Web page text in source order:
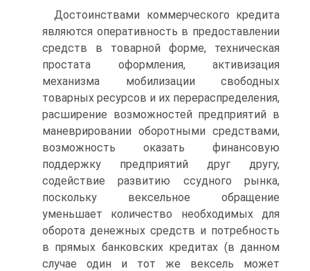
Достоинствами коммерческого кредита
являются оперативность в предоставлении
средств в товарной форме, техническая
простата оформления, активизация
механизма мобилизации свободных
товарных ресурсов и их перераспределения,
расширение возможностей предприятий в
маневрировании оборотными средствами,
возможность оказать финансовую
поддержку предприятий друг другу,
содействие развитию ссудного рынка,
поскольку вексельное обращение
уменьшает количество необходимых для
оборота денежных средств и потребность
в прямых банковских кредитах (в данном
случае один и тот же вексель может